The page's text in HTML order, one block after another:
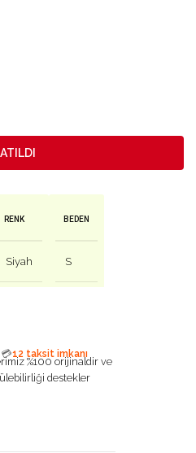
RENK
Siyah
BEDEN
S
💳12 taksit imkanı
%100 orijinaldir ve
destekler